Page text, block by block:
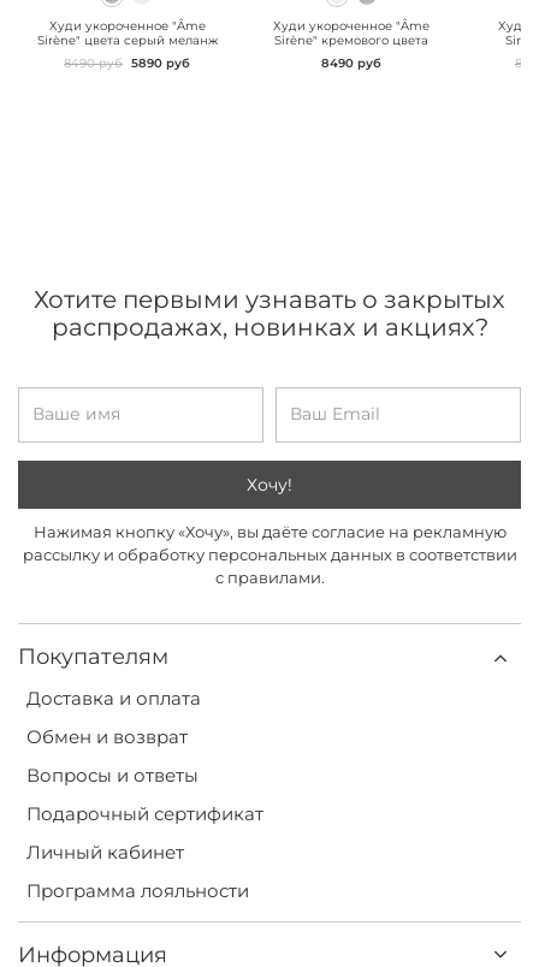
Худи укороченное "Âme
Sirène" цвета серый меланж
8490 руб 5890 руб
Худи укороченное "Âme
Sirène" кремового цвета
8490 руб
Худи
Покупателям
Доставка и оплата
Обмен и возврат
Вопросы и ответы
Подарочный сертификат
Личный кабинет
Программа лояльности
Информация
Хотите первыми узнавать о закрытых
распродажах, новинках и акциях?
Хочу!
Нажимая кнопку «Хочу», вы даёте согласие на рекламную
рассылку и обработку персональных данных в соответствии
с правилами.